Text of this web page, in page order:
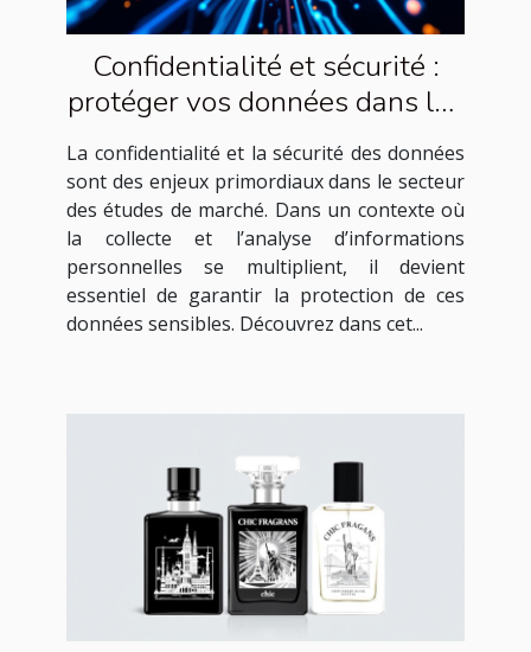
Confidentialité et sécurité :
protéger vos données dans les
études de marché
La confidentialité et la sécurité des données
sont des enjeux primordiaux dans le secteur
des études de marché. Dans un contexte où
la collecte et l’analyse d’informations
personnelles se multiplient, il devient
essentiel de garantir la protection de ces
données sensibles. Découvrez dans cet...